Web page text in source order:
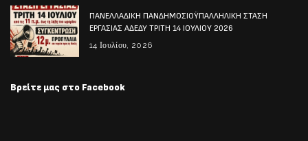
ΠΑΝΕΛΛΑΔΙΚΗ ΠΑΝΔΗΜΟΣΙΟΫΠΑΛΛΗΛΙΚΗ ΣΤΑΣΗ
ΕΡΓΑΣΙΑΣ ΑΔΕΔΥ ΤΡΙΤΗ 14 ΙΟΥΛΙΟΥ 2026
14 Ιουλίου, 2026
Βρείτε μας στο Facebook